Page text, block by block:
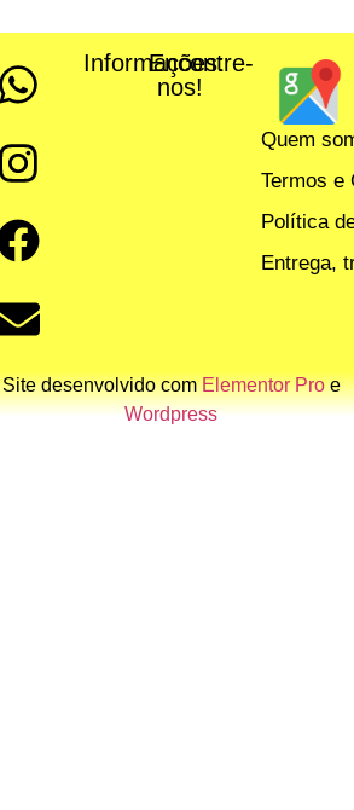
Informações:
Encontre-
nos!
Quem
Termos e
Política
Entrega,
Site desenvolvido comElementor Proe
Wordpress